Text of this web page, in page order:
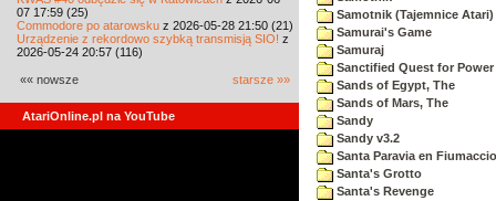
07 17:59 (25)
Commodore po atarowsku z 2026-05-28 21:50 (21)
Urządzenie z rekordowo szybką transmisją SIO! z
2026-05-24 20:57 (116)
«« nowsze starsze »»
AtariOnline.pl na YouTube
Samotnik (Tajemnice Atari)
Samurai's Game
Samuraj
Sanctified Quest for Power
Sands of Egypt, The
Sands of Mars, The
Sandy
Sandy v3.2
Santa Paravia en Fiumaccio
Santa's Grotto
Santa's Revenge